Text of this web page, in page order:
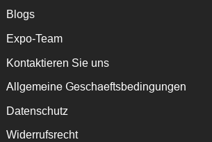
Blogs
Expo-Team
Kontaktieren Sie uns
Allgemeine Geschaeftsbedingungen
Datenschutz
Widerrufsrecht